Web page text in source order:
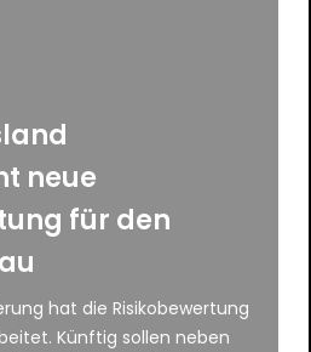
neue
für den
hat die Risikobewertung
Künftig sollen neben